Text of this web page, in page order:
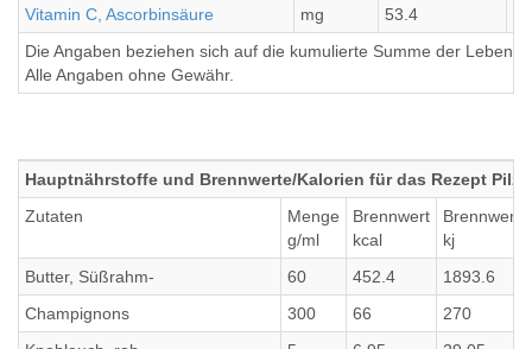
Vitamin C, Ascorbinsäure mg 53.4
Die Angaben beziehen sich auf die kumulierte Summe der
Alle Angaben ohne Gewähr.
Hauptnährstoffe und Brennwerte/Kalorien für das Rezept
Zutaten
Menge
g/ml
Brennwert
kcal
Brennwert
kj
Butter, Süßrahm-
60 452.4
1893.6
Champignons
300 66
270